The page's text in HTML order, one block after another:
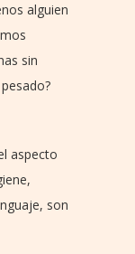
alguien
sin
aspecto
son